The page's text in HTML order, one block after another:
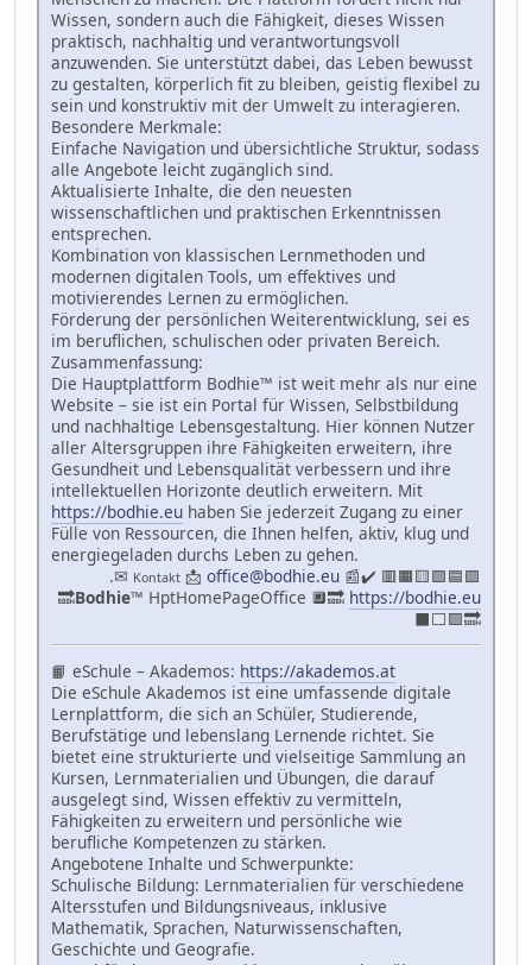
Wissen, sondern auch die Fähigkeit, dieses Wissen
praktisch, nachhaltig und verantwortungsvoll
anzuwenden. Sie unterstützt dabei, das Leben bewusst
zu gestalten, körperlich fit zu bleiben, geistig flexibel zu
sein und konstruktiv mit der Umwelt zu interagieren.
Besondere Merkmale:
Einfache Navigation und übersichtliche Struktur, sodass
alle Angebote leicht zugänglich sind.
Aktualisierte Inhalte, die den neuesten
wissenschaftlichen und praktischen Erkenntnissen
entsprechen.
Kombination von klassischen Lernmethoden und
modernen digitalen Tools, um effektives und
motivierendes Lernen zu ermöglichen.
Förderung der persönlichen Weiterentwicklung, sei es
im beruflichen, schulischen oder privaten Bereich.
Zusammenfassung:
Die Hauptplattform Bodhie™ ist weit mehr als nur eine
Website – sie ist ein Portal für Wissen, Selbstbildung
und nachhaltige Lebensgestaltung. Hier können Nutzer
aller Altersgruppen ihre Fähigkeiten erweitern, ihre
Gesundheit und Lebensqualität verbessern und ihre
intellektuellen Horizonte deutlich erweitern. Mit
https://bodhie.eu haben Sie jederzeit Zugang zu einer
Fülle von Ressourcen, die Ihnen helfen, aktiv, klug und
energiegeladen durchs Leben zu gehen.
.✉ Kontakt 📩 office@bodhie.eu 📰✔️ 🟥🟧🟨🟩🟦🟪
🔜Bodhie™ HptHomePageOffice 🔲🔜 https://bodhie.eu
⬛️⬜️🟪🔜
📙 eSchule – Akademos: https://akademos.at
Die eSchule Akademos ist eine umfassende digitale
Lernplattform, die sich an Schüler, Studierende,
Berufstätige und lebenslang Lernende richtet. Sie
bietet eine strukturierte und vielseitige Sammlung an
Kursen, Lernmaterialien und Übungen, die darauf
ausgelegt sind, Wissen effektiv zu vermitteln,
Fähigkeiten zu erweitern und persönliche wie
berufliche Kompetenzen zu stärken.
Angebotene Inhalte und Schwerpunkte:
Schulische Bildung: Lernmaterialien für verschiedene
Altersstufen und Bildungsniveaus, inklusive
Mathematik, Sprachen, Naturwissenschaften,
Geschichte und Geografie.